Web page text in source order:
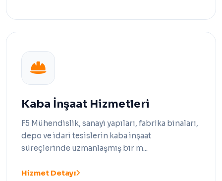
Kaba İnşaat Hizmetleri
F5 Mühendislik, sanayi yapıları, fabrika binaları,
depo ve idari tesislerin kaba inşaat
süreçlerinde uzmanlaşmış bir m...
Hizmet Detayı